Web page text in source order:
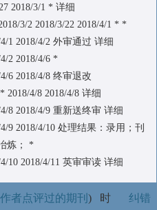
2018/3/1 * 详细
3/2 2018/3/22 2018/4/1 * *
1 2018/4/2 外审通过 详细
2 2018/4/6 *
6 2018/4/8 终审退改
2018/4/8 2018/4/8 详细
8 2018/4/9 重新送终审 详细
9 2018/4/10 处理结果：录用；刊
炼； *
10 2018/4/11 英审审读 详细
作者点评过的期刊 ) 时
纠错